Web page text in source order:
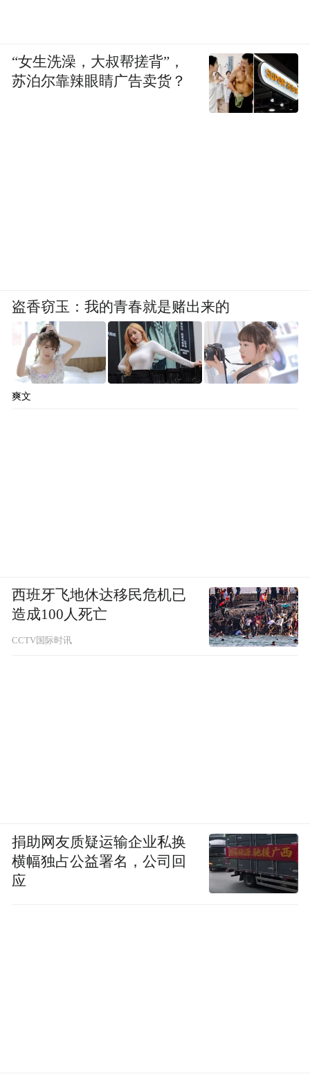
“女生洗澡，大叔帮搓背”，
苏泊尔靠辣眼睛广告卖货？
盗香窃玉：我的青春就是赌出来的
爽文
西班牙飞地休达移民危机已
造成100人死亡
CCTV国际时讯
捐助网友质疑运输企业私换
横幅独占公益署名，公司回
应